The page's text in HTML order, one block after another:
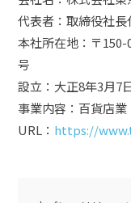
代表者：取締役社
本社所在地：〒
号
設立：大正8年3月7
事業内容：百貨店業
URL： https://